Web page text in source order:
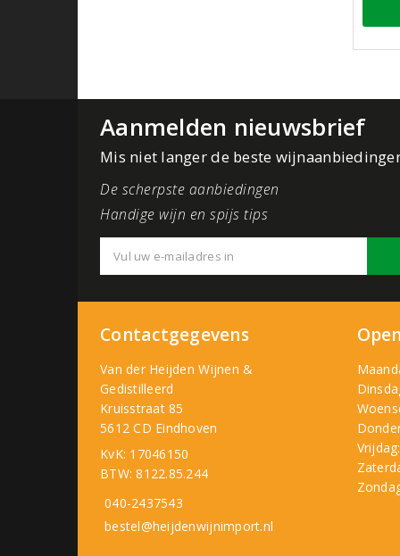
Aanmelden nieuwsbrief
Mis niet langer de beste
De scherpste aanbiedingen
Handige wijn en spijs tips
Contactgegevens
Van der Heijden Wijnen &
Gedistilleerd
Kruisstraat 85
5612 CD Eindhoven
KvK: 17046150
BTW: 8122.85.244
040-2437543
bestel@heijdenwijnimport.nl
Vrijdag: